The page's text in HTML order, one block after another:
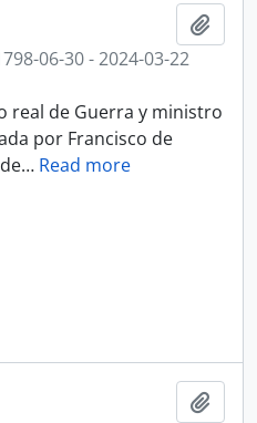
06-30 - 2024-03-22
real de Guerra y ministro
por Francisco de
… Read more